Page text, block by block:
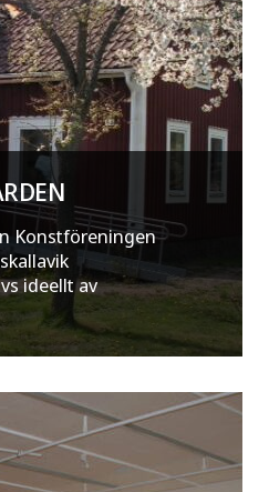
Konstföreningen
ideellt av